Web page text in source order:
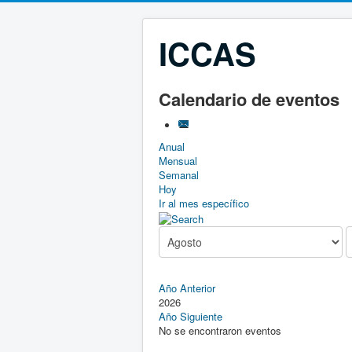
ICCAS
Calendario de eventos
Anual
Mensual
Semanal
Hoy
Ir al mes específico
Año Anterior
2026
Año Siguiente
No se encontraron eventos